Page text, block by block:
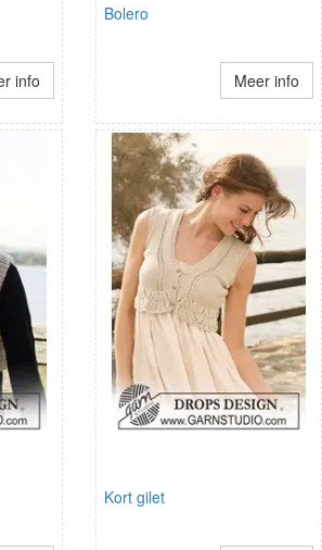
info
Bolero
Meer info
Kort gilet